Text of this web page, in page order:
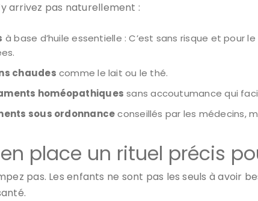
arrivez pas naturellement :
à base d’huile essentielle : C’est sans risque et
chaudes comme le lait ou le thé.
homéopathiques sans accoutumance qui
sous ordonnanceconseillés par les médecins,
place un rituel précis
pas. Les enfants ne sont pas les seuls à avoir